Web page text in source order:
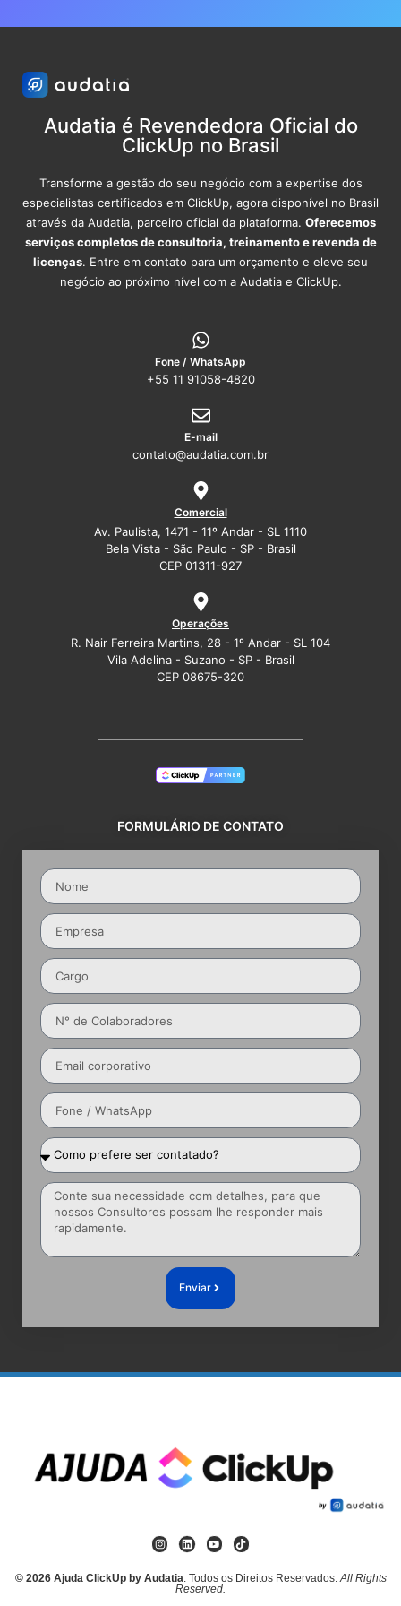
Audatia é Revendedora Oficial do
ClickUp no Brasil
Transforme a gestão do seu negócio com a expertise dos
especialistas certificados em ClickUp, agora disponível no Brasil
através da Audatia, parceiro oficial da plataforma. Oferecemos
serviços completos de consultoria, treinamento e revenda de
licenças. Entre em contato para um orçamento e eleve seu
negócio ao próximo nível com a Audatia e ClickUp.
Fone / WhatsApp
+55 11 91058-4820
E-mail
contato@audatia.com.br
Comercial
Av. Paulista, 1471 - 11º Andar - SL 1110
Bela Vista - São Paulo - SP - Brasil
CEP 01311-927
Operações
R. Nair Ferreira Martins, 28 - 1º Andar - SL 104
Vila Adelina - Suzano - SP - Brasil
CEP 08675-320
FORMULÁRIO DE CONTATO
Enviar
© 2026 Ajuda ClickUp by Audatia. Todos os Direitos Reservados.All Rights
Reserved.